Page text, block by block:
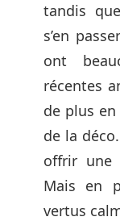
tandis
s’en
ont
récentes
de plus
de la
offrir une
Mais en
vertus